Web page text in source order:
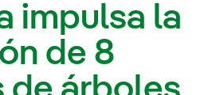
impulsa la
de 8